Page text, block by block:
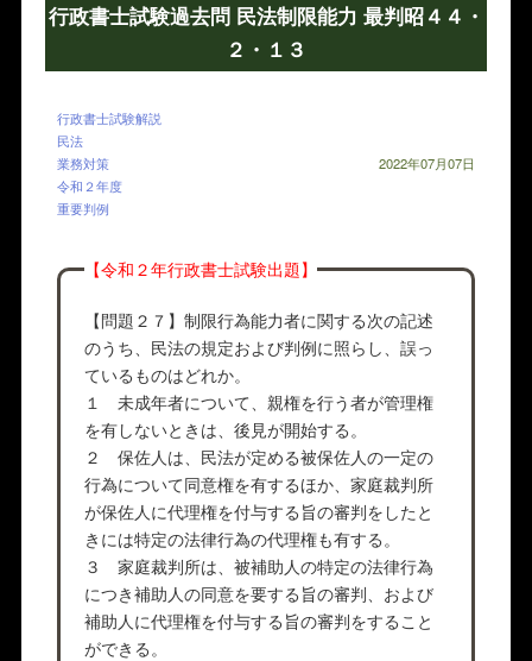
行政書士試験過去問 民法制限能力 最判昭４４・
２・１３
行政書士試験解説
民法
業務対策
令和２年度
重要判例
2022年07月07日
【令和２年行政書士試験出題】
【問題２７】制限行為能力者に関する次の記述
のうち、民法の規定および判例に照らし、誤っ
ているものはどれか。
１ 未成年者について、親権を行う者が管理権
を有しないときは、後見が開始する。
２ 保佐人は、民法が定める被保佐人の一定の
行為について同意権を有するほか、家庭裁判所
が保佐人に代理権を付与する旨の審判をしたと
きには特定の法律行為の代理権も有する。
３ 家庭裁判所は、被補助人の特定の法律行為
につき補助人の同意を要する旨の審判、および
補助人に代理権を付与する旨の審判をすること
ができる。